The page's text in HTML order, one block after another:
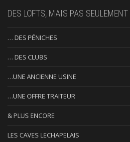
DES LOFTS, MAIS PAS SEULEMENT …
… DES PÉNICHES
… DES CLUBS
…UNE ANCIENNE USINE
…UNE OFFRE TRAITEUR
& PLUS ENCORE
LES CAVES LECHAPELAIS